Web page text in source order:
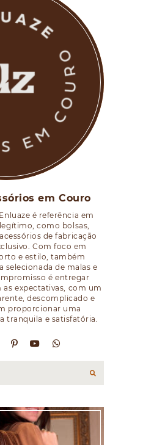
em Couro
é referência em
como bolsas,
de fabricação
Com foco em
e estilo, também
selecionada de malas e
é entregar
expectativas, com um
descomplicado e
proporcionar uma
tranquila e satisfatória.